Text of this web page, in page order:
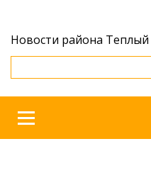
Новости района Теплый